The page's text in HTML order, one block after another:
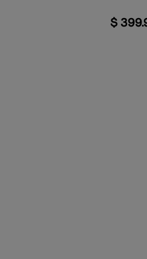
$ 399.